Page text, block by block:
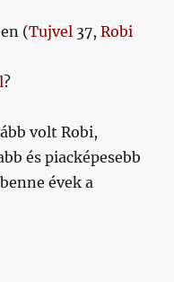
(Tujvel 37,Robi
?
volt Robi,
és piacképesebb
évek a